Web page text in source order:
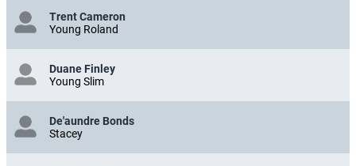
Trent Cameron
Young Roland
Duane Finley
Young Slim
De'aundre Bonds
Stacey